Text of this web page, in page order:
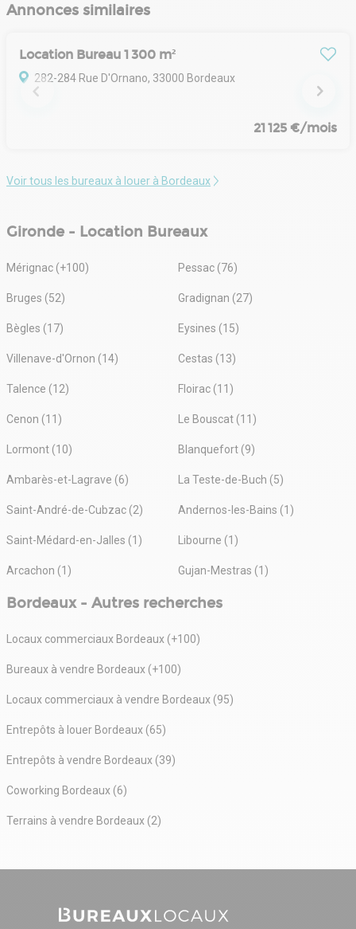
Annonces similaires
Location Bureau 1 300 m²
282-284 Rue D'Ornano, 33000 Bordeaux
21 125 €/mois
Voir tous les bureaux à louer à Bordeaux
Gironde - Location Bureaux
Mérignac (+100) Pessac (76)
Bruges (52) Gradignan (27)
Bègles (17) Eysines (15)
Villenave-d'Ornon (14) Cestas (13)
Talence (12) Floirac (11)
Cenon (11) Le Bouscat (11)
Lormont (10) Blanquefort (9)
Ambarès-et-Lagrave (6) La Teste-de-Buch (5)
Saint-André-de-Cubzac (2) Andernos-les-Bains (1)
Saint-Médard-en-Jalles (1) Libourne (1)
Arcachon (1) Gujan-Mestras (1)
Bordeaux - Autres recherches
Locaux commerciaux Bordeaux (+100)
Bureaux à vendre Bordeaux (+100)
Locaux commerciaux à vendre Bordeaux (95)
Entrepôts à louer Bordeaux (65)
Entrepôts à vendre Bordeaux (39)
Coworking Bordeaux (6)
Terrains à vendre Bordeaux (2)